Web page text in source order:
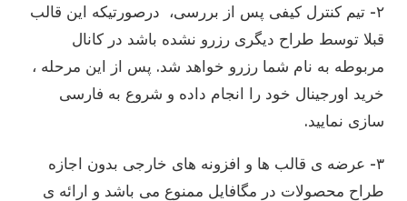
۲- تیم کنترل کیفی پس از بررسی، درصورتیکه این قالب
قبلا توسط طراح دیگری رزرو نشده باشد در کانال
مربوطه به نام شما رزرو خواهد شد. پس از این مرحله ،
خرید اورجینال خود را انجام داده و شروع به فارسی
سازی نمایید.
۳- عرضه ی قالب ها و افزونه های خارجی بدون اجازه
طراح محصولات در مگافایل ممنوع می باشد و ارائه ی